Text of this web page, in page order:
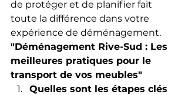
de protéger et de planifier fait
toute la différence dans votre
expérience de déménagement.
"Déménagement Rive-Sud : Les
meilleures pratiques pour le
transport de vos meubles"
Quelles sont les étapes clés